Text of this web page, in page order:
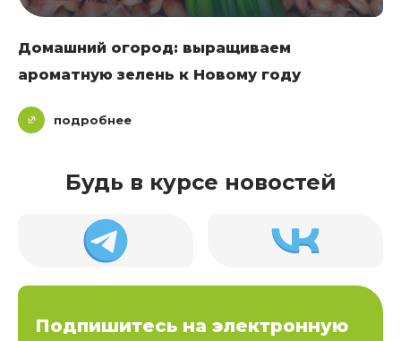
Домашний огород: выращиваем
ароматную зелень к Новому году
подробнее
Будь в курсе новостей
Подпишитесь на электронную